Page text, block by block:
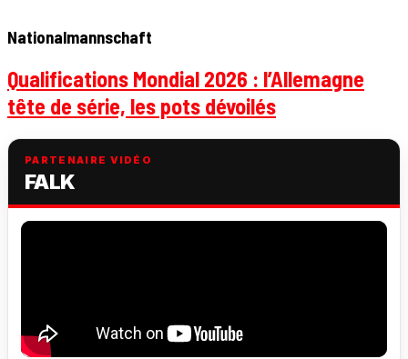
Nationalmannschaft
Qualifications Mondial 2026 : l’Allemagne
tête de série, les pots dévoilés
PARTENAIRE VIDÉO
FALK